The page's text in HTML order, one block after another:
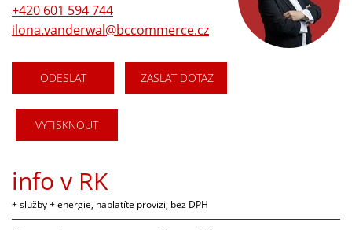
+420 601 594 744
ilona.vanderwal@bccommerce.cz
ODESLAT ZASLAT DOTAZ
VYTISKNOUT
info v RK
+ služby + energie, naplatíte provizi, bez DPH